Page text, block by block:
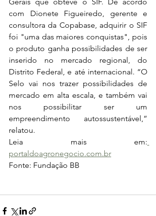
com Dionete Figueiredo, gerente e
consultora da Copabase, adquirir o SIF
foi "uma das maiores conquistas", pois
o produto ganha possibilidades de ser
inserido no mercado regional, do
Distrito Federal, e até internacional. “O
Selo vai nos trazer possibilidades de
mercado em alta escala, e também vai
nos possibilitar ser um
empreendimento autossustentável,”
relatou.
Leia mais em:
portaldoagronegocio.com.br
Fonte: Fundação BB